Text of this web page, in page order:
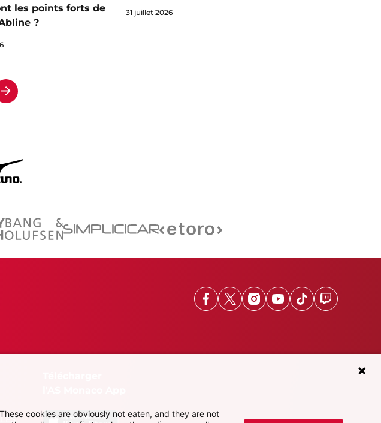
les points forts de
?
31 juillet 2026
Facebook
X Instagram
Youtube
TikTokTwitch
cookies are obviously not eaten, and they are not